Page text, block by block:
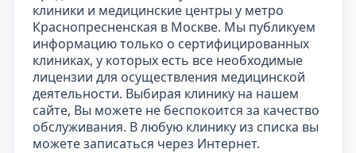
клиники и медицинские центры у метро
Краснопресненская в Москве. Мы публикуем
информацию только о сертифицированных
клиниках, у которых есть все необходимые
лицензии для осуществления медицинской
деятельности. Выбирая клинику на нашем
сайте, Вы можете не беспокоится за качество
обслуживания. В любую клинику из списка вы
можете записаться через Интернет.